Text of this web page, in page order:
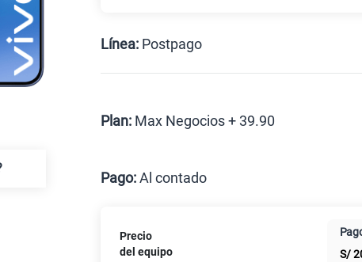
Línea: Postpago
Plan: Max Negocios + 39.90
Paga solo
Pago:Al contado
Cuotas
Precio
del equipo
S/